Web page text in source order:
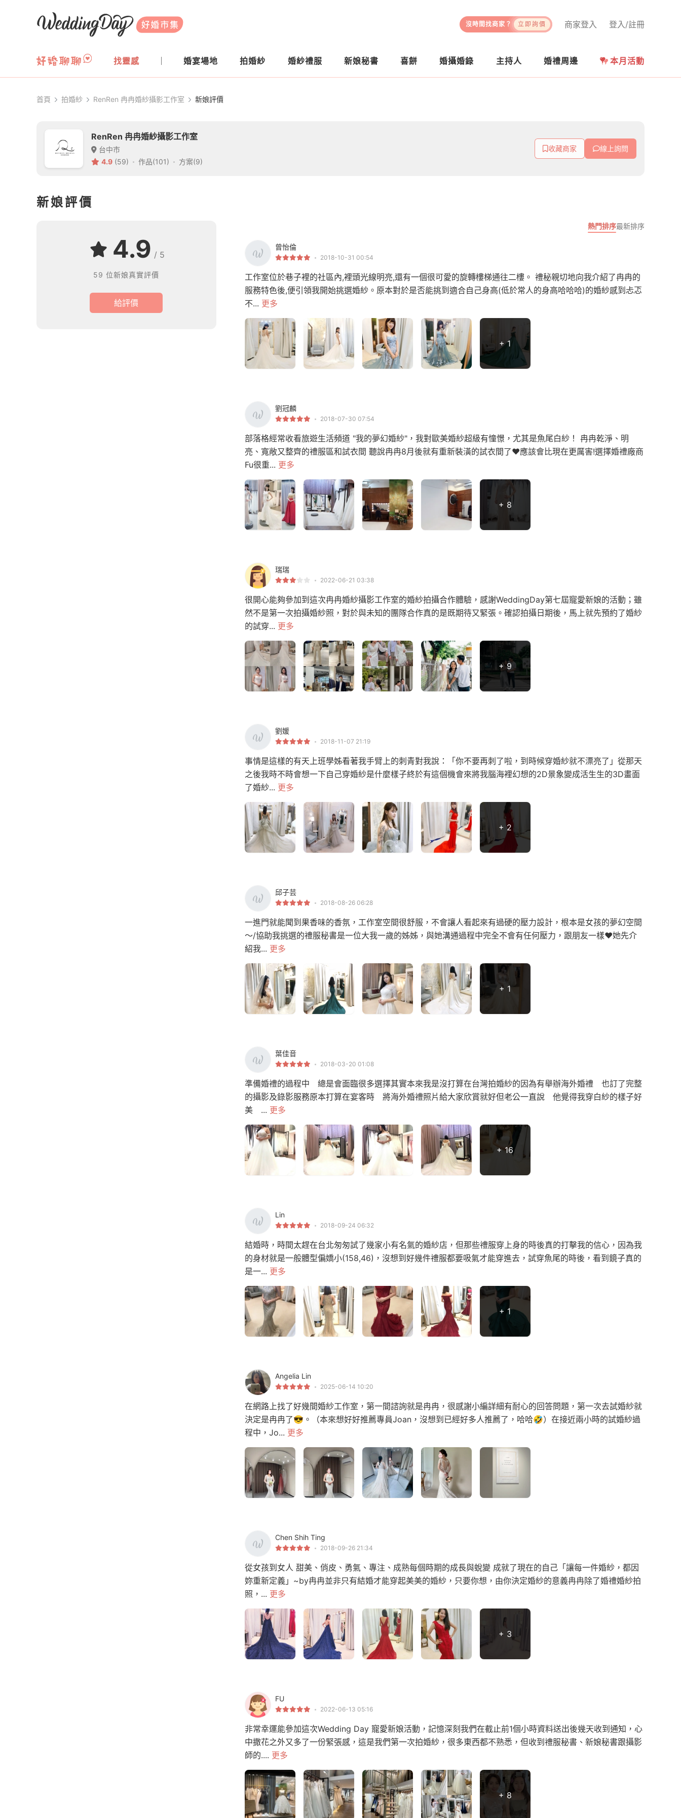
WeddingDay 好婚市集
登入/註冊
商家登入
沒時間找商家？ 立即詢價
找靈感 婚宴場地 拍婚紗 婚紗禮服 新娘秘書 喜餅 婚攝婚錄 主持人 婚禮周邊 本月活動
首頁 拍婚紗 RenRen 冉冉婚紗攝影工作室 新娘評價
RenRen 冉冉婚紗攝影工作室
台中市
4.9 (59) 作品(101) 方案(9)
收藏商家 線上詢問
新娘評價
4.9 / 5
59 位新娘真實評價
給評價
熱門排序最新排序
曾怡倫
2018-10-31 00:54
工作室位於巷子裡的社區內,裡頭光線明亮,還有一個很可愛的旋轉樓梯通往二樓。 禮秘親切地向我介紹了冉冉的
服務特色後,便引領我開始挑選婚紗。原本對於是否能挑到適合自己身高(低於常人的身高哈哈哈)的婚紗感到忐忑
不... 更多
+ 1
劉冠麟
2018-07-30 07:54
部落格經常收看旅遊生活頻道 "我的夢幻婚紗"，我對歐美婚紗超級有憧憬，尤其是魚尾白紗！ 冉冉乾淨、明
亮、寬敞又整齊的禮服區和試衣間 聽說冉冉8月後就有重新裝潢的試衣間了♥應該會比現在更厲害!選擇婚禮廠商
Fu很重... 更多
+ 8
瑞瑞
2022-06-21 03:38
很開心能夠參加到這次冉冉婚紗攝影工作室的婚紗拍攝合作體驗，感謝WeddingDay第七屆寵愛新娘的活動；雖
然不是第一次拍攝婚紗照，對於與未知的團隊合作真的是既期待又緊張。確認拍攝日期後，馬上就先預約了婚紗
的試穿... 更多
+ 9
劉媛
2018-11-07 21:19
事情是這樣的有天上班學姊看著我手臂上的刺青對我說：「你不要再刺了啦，到時候穿婚紗就不漂亮了」從那天
之後我時不時會想一下自己穿婚紗是什麼樣子終於有這個機會來將我腦海裡幻想的2D景象變成活生生的3D畫面
了婚紗... 更多
+ 2
邱子芸
2018-08-26 06:28
一進門就能聞到果香味的香氛，工作室空間很舒服，不會讓人看起來有過硬的壓力設計，根本是女孩的夢幻空間
～/協助我挑選的禮服秘書是一位大我一歲的姊姊，與她溝通過程中完全不會有任何壓力，跟朋友一樣❤️她先介
紹我... 更多
+ 1
葉佳音
2018-03-20 01:08
準備婚禮的過程中 總是會面臨很多選擇其實本來我是沒打算在台灣拍婚紗的因為有舉辦海外婚禮 也訂了完整
的攝影及錄影服務原本打算在宴客時 將海外婚禮照片給大家欣賞就好但老公一直說 他覺得我穿白紗的樣子好
美 ... 更多
+ 16
Lin
2018-09-24 06:32
結婚時，時間太趕在台北匆匆試了幾家小有名氣的婚紗店，但那些禮服穿上身的時後真的打擊我的信心，因為我
的身材就是一般體型偏嬌小(158,46)，沒想到好幾件禮服都要吸氣才能穿進去，試穿魚尾的時後，看到鏡子真的
是一... 更多
+ 1
Angelia Lin
2025-06-14 10:20
在網路上找了好幾間婚紗工作室，第一間諮詢就是冉冉，很感謝小編詳細有耐心的回答問題，第一次去試婚紗就
決定是冉冉了😎。（本來想好好推薦專員Joan，沒想到已經好多人推薦了，哈哈🤣）在接近兩小時的試婚紗過
程中，Jo... 更多
Chen Shih Ting
2018-09-26 21:34
從女孩到女人 甜美、俏皮、勇氣、專注、成熟每個時期的成長與蛻變 成就了現在的自己「讓每一件婚紗，都因
妳重新定義」~by冉冉並非只有結婚才能穿起美美的婚紗，只要你想，由你決定婚紗的意義冉冉除了婚禮婚紗拍
照，... 更多
+ 3
FU
2022-06-13 05:16
非常幸運能參加這次Wedding Day 寵愛新娘活動，記憶深刻我們在截止前1個小時資料送出後幾天收到通知，心
中撒花之外又多了一份緊張感，這是我們第一次拍婚紗，很多東西都不熟悉，但收到禮服秘書、新娘秘書跟攝影
師的.... 更多
+ 8